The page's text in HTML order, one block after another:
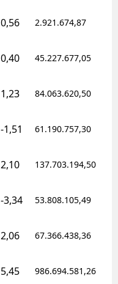
0,56 2.921.674,87
0,40 45.227.677,05
1,23 84.063.620,50
-1,51 61.190.757,30
2,10 137.703.194,50
-3,34 53.808.105,49
2,06 67.366.438,36
5,45 986.694.581,26